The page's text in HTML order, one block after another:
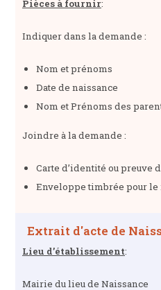
Pièces à fournir:
Indiquer dans la demande :
Nom et prénoms
Date de naissance
Nom et Prénoms des
Joindre à la demande :
Carte d’identité ou
Enveloppe timbrée pour le
Extrait d'acte de
Lieu d’établissement:
Mairie du lieu de Naissance